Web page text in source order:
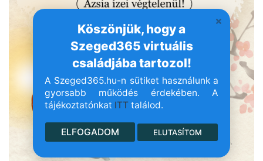
Köszönjük, hogy a
Szeged365 virtuális
családjába tartozol!
A Szeged365.hu-n sütiket használunk a
gyorsabb működés érdekében. A
tájékoztatónkat ITT találod.
ELFOGADOM ELUTASÍTOM